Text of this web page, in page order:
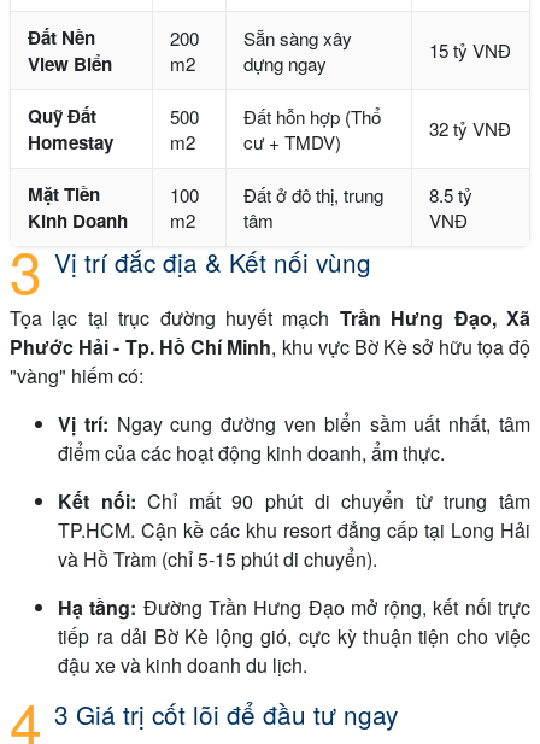
Đất Nền
View Biển
200
m2
Sẵn sàng xây
dựng ngay
15 tỷ VNĐ
Quỹ Đất
Homestay
500
m2
Đất hỗn hợp (Thổ
cư + TMDV)
32 tỷ VNĐ
Mặt Tiền
Kinh Doanh
100
m2
Đất ở đô thị, trung
tâm
8.5 tỷ
VNĐ
Vị trí đắc địa & Kết nối vùng
Tọa lạc tại trục đường huyết mạch Trần Hưng Đạo, Xã
Phước Hải - Tp. Hồ Chí Minh, khu vực Bờ Kè sở hữu tọa độ
"vàng" hiếm có:
Vị trí: Ngay cung đường ven biển sầm uất nhất, tâm
điểm của các hoạt động kinh doanh, ẩm thực.
Kết nối: Chỉ mất 90 phút di chuyển từ trung tâm
TP.HCM. Cận kề các khu resort đẳng cấp tại Long Hải
và Hồ Tràm (chỉ 5-15 phút di chuyển).
Hạ tầng: Đường Trần Hưng Đạo mở rộng, kết nối trực
tiếp ra dải Bờ Kè lộng gió, cực kỳ thuận tiện cho việc
đậu xe và kinh doanh du lịch.
3 Giá trị cốt lõi để đầu tư ngay